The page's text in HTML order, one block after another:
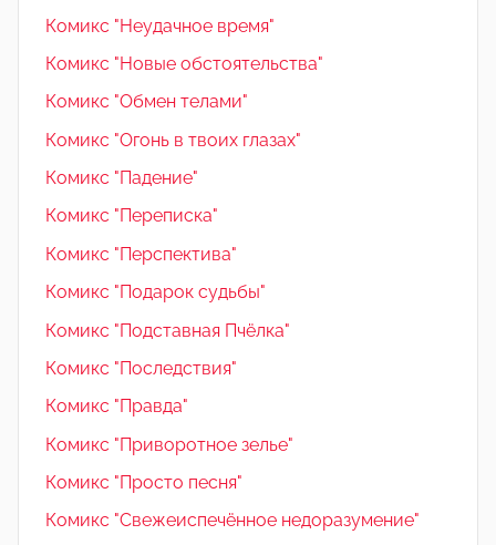
Комикс "Неудачное время"
Комикс "Новые обстоятельства"
Комикс "Обмен телами"
Комикс "Огонь в твоих глазах"
Комикс "Падение"
Комикс "Переписка"
Комикс "Перспектива"
Комикс "Подарок судьбы"
Комикс "Подставная Пчёлка"
Комикс "Последствия"
Комикс "Правда"
Комикс "Приворотное зелье"
Комикс "Просто песня"
Комикс "Свежеиспечённое недоразумение"